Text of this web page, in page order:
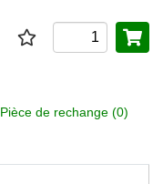
Pièce de rechange (0)